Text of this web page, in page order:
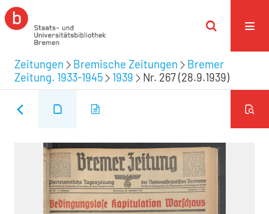
Zeitungen Bremische Zeitungen
Bremer
Zeitung. 1933-1945
1939 Nr. 267 (28.9.1939)